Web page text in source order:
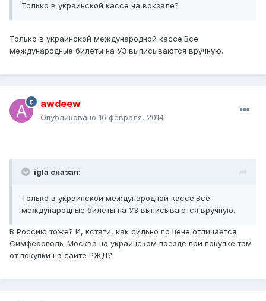
Только в украинской кассе на вокзале?
Только в украинской международной кассе.Все
международные билеты на УЗ выписываются вручную.
awdeew
Опубликовано 16 февраля, 2014
igla сказал:
Только в украинской международной кассе.Все
международные билеты на УЗ выписываются вручную.
В Россию тоже? И, кстати, как сильно по цене отличается
Симферополь-Москва на украинском поезде при покупке там
от покупки на сайте РЖД?